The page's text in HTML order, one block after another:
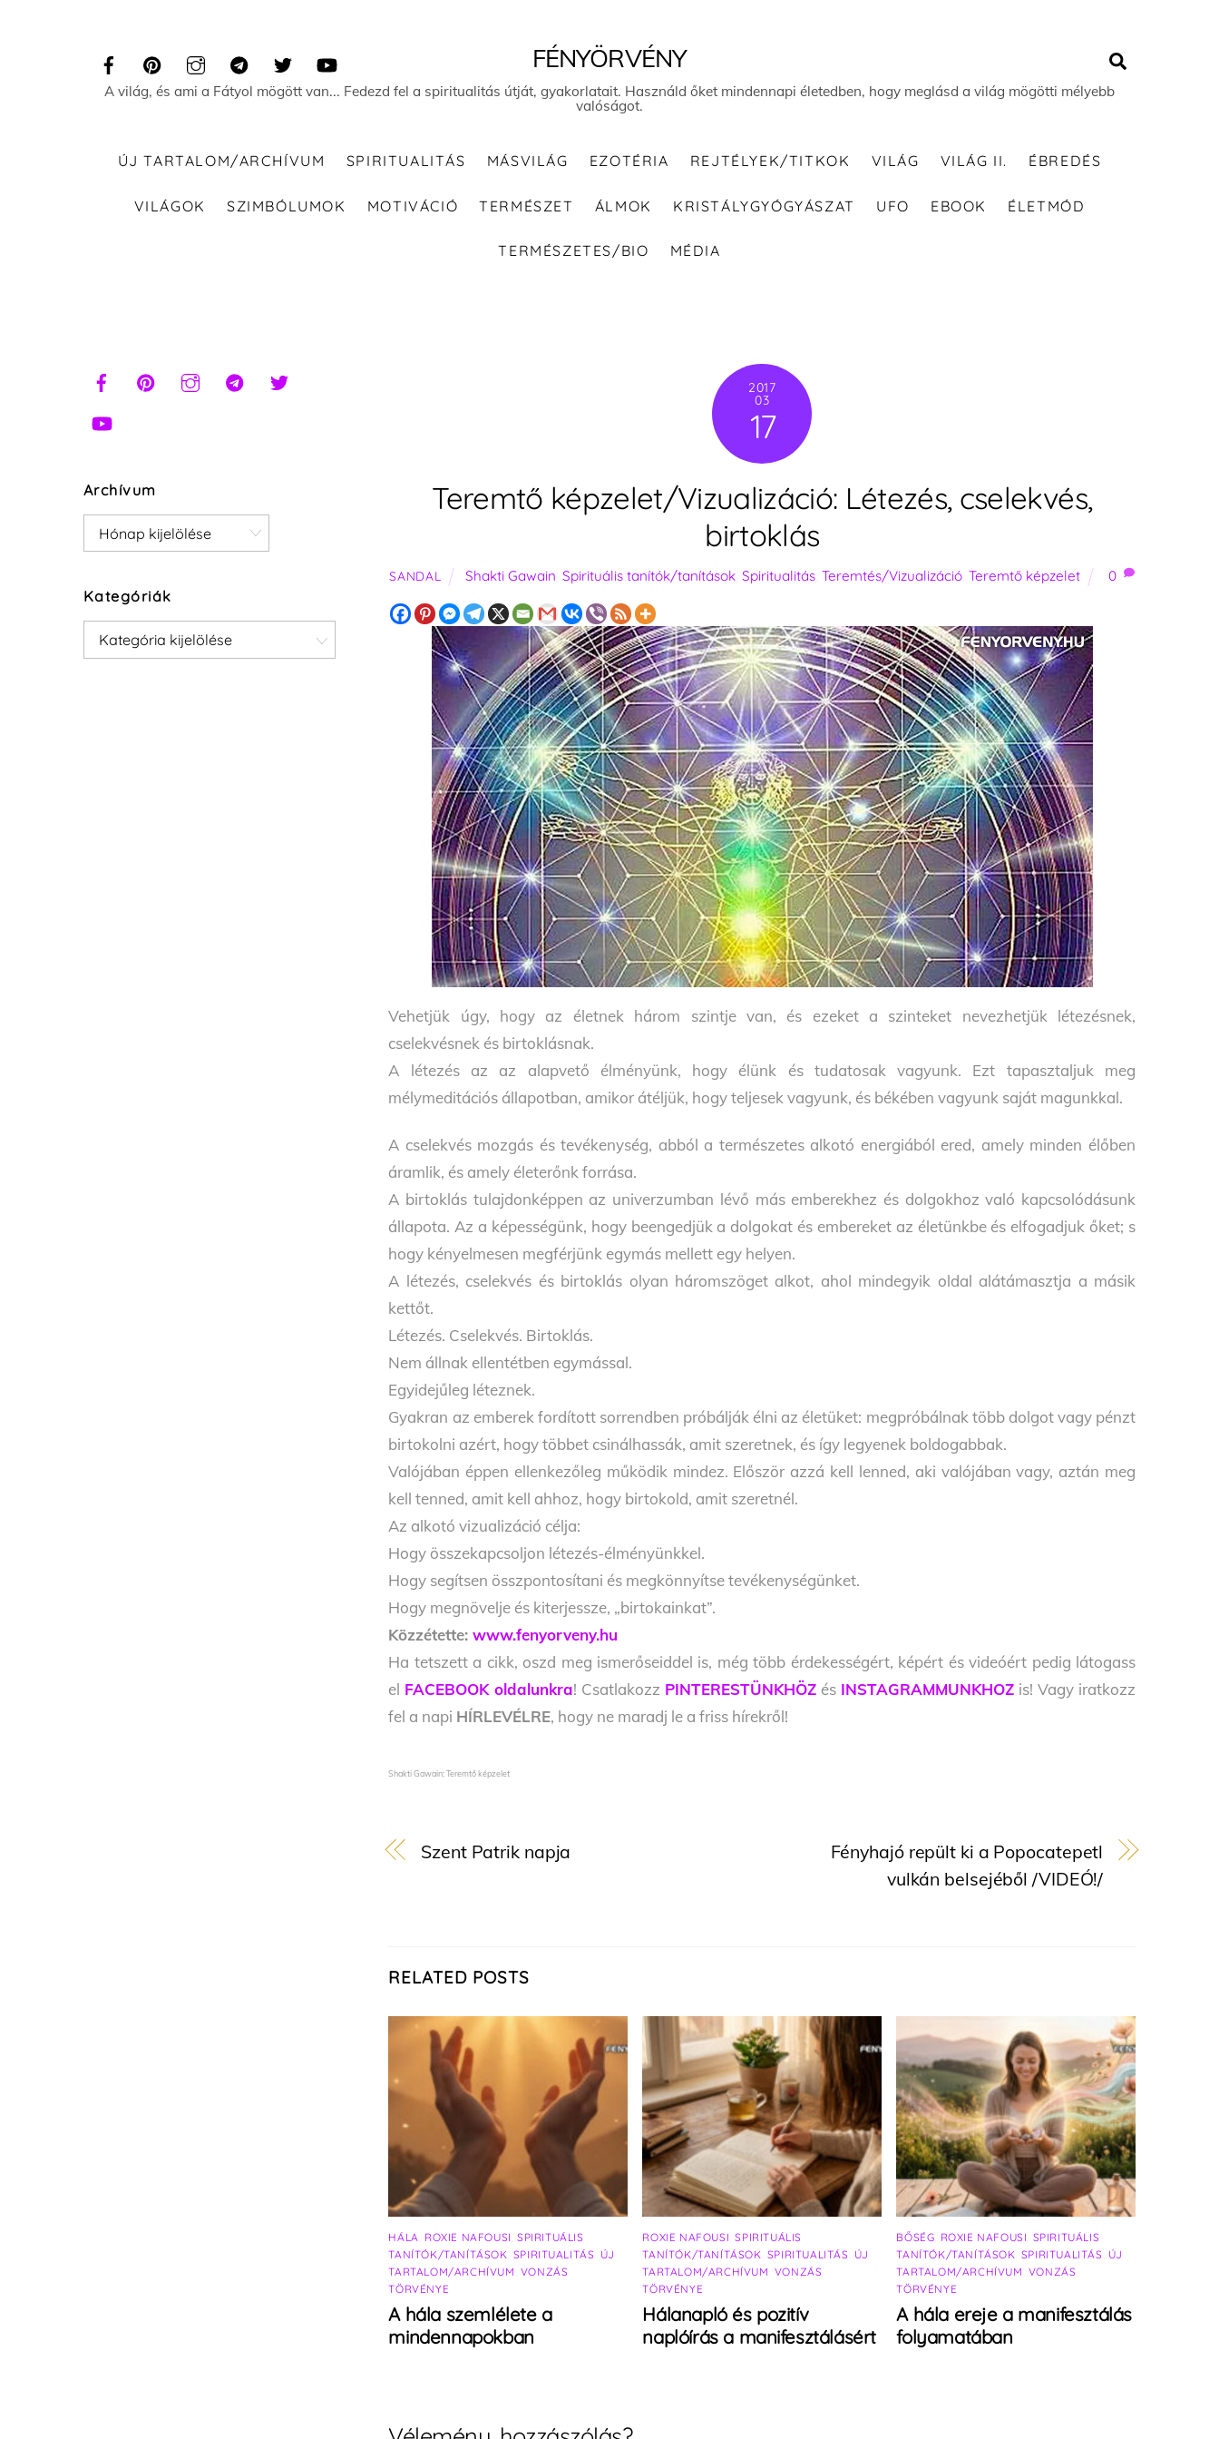
FÉNYÖRVÉNY
A világ, és ami a Fátyol mögött van... Fedezd fel a spiritualitás útját, gyakorlatait. Használd őket mindennapi életedben, hogy meglásd a világ mögötti mélyebb
valóságot.
ÚJ TARTALOM/ARCHÍVUM SPIRITUALITÁS MÁSVILÁG EZOTÉRIA REJTÉLYEK/TITKOK VILÁG VILÁG II. ÉBREDÉS
VILÁGOK SZIMBÓLUMOK MOTIVÁCIÓ TERMÉSZET ÁLMOK KRISTÁLYGYÓGYÁSZAT UFO EBOOK ÉLETMÓD
TERMÉSZETES/BIO MÉDIA
2017
03
17
Teremtő képzelet/Vizualizáció: Létezés, cselekvés,
birtoklás
SANDAL Shakti Gawain ,Spirituális tanítók/tanítások ,Spiritualitás ,Teremtés/Vizualizáció ,Teremtő képzelet 0
Vehetjük úgy, hogy az életnek három szintje van, és ezeket a szinteket nevezhetjük létezésnek,
cselekvésnek és birtoklásnak.
A létezés az az alapvető élményünk, hogy élünk és tudatosak vagyunk. Ezt tapasztaljuk meg
mélymeditációs állapotban, amikor átéljük, hogy teljesek vagyunk, és békében vagyunk saját magunkkal.
A cselekvés mozgás és tevékenység, abból a természetes alkotó energiából ered, amely minden élőben
áramlik, és amely életerőnk forrása.
A birtoklás tulajdonképpen az univerzumban lévő más emberekhez és dolgokhoz való kapcsolódásunk
állapota. Az a képességünk, hogy beengedjük a dolgokat és embereket az életünkbe és elfogadjuk őket; s
hogy kényelmesen megférjünk egymás mellett egy helyen.
A létezés, cselekvés és birtoklás olyan háromszöget alkot, ahol mindegyik oldal alátámasztja a másik
kettőt.
Létezés. Cselekvés. Birtoklás.
Nem állnak ellentétben egymással.
Egyidejűleg léteznek.
Gyakran az emberek fordított sorrendben próbálják élni az életüket: megpróbálnak több dolgot vagy pénzt
birtokolni azért, hogy többet csinálhassák, amit szeretnek, és így legyenek boldogabbak.
Valójában éppen ellenkezőleg működik mindez. Először azzá kell lenned, aki valójában vagy, aztán meg
kell tenned, amit kell ahhoz, hogy birtokold, amit szeretnél.
Az alkotó vizualizáció célja:
Hogy összekapcsoljon létezés-élményünkkel.
Hogy segítsen összpontosítani és megkönnyítse tevékenységünket.
Hogy megnövelje és kiterjessze, „birtokainkat”.
Közzétette:www.fenyorveny.hu
Ha tetszett a cikk, oszd meg ismerőseiddel is, még több érdekességért, képért és videóért pedig látogass
el FACEBOOK oldalunkra! Csatlakozz PINTERESTÜNKHÖZ és INSTAGRAMMUNKHOZ is! Vagy iratkozz
fel a napi HÍRLEVÉLRE, hogy ne maradj le a friss hírekről!
Shakti Gawain: Teremtő képzelet
Szent Patrik napja
Fényhajó repült ki a Popocatepetl
vulkán belsejéből /VIDEÓ!/
RELATED POSTS
HÁLA ROXIE NAFOUSI SPIRITUÁLIS
TANÍTÓK/TANÍTÁSOK SPIRITUALITÁS ÚJ
TARTALOM/ARCHÍVUM VONZÁS
TÖRVÉNYE
A hála szemlélete a
mindennapokban
ROXIE NAFOUSI ,SPIRITUÁLIS
TANÍTÓK/TANÍTÁSOK SPIRITUALITÁS ÚJ
TARTALOM/ARCHÍVUM VONZÁS
TÖRVÉNYE
Hálanapló és pozitív
naplóírás a manifesztálásért
BŐSÉG ROXIE NAFOUSI SPIRITUÁLIS
TANÍTÓK/TANÍTÁSOK SPIRITUALITÁS ÚJ
TARTALOM/ARCHÍVUM VONZÁS
TÖRVÉNYE
A hála ereje a manifesztálás
folyamatában
Archívum
Archívum
Kategóriák
Kategóriák